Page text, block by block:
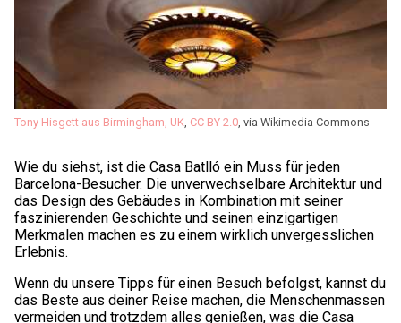
Tony Hisgett aus Birmingham, UK CC BY 2.0 , via Wikimedia Commons
Wie du siehst, ist die Casa Batlló ein Muss für jeden
Barcelona-Besucher. Die unverwechselbare Architektur und
das Design des Gebäudes in Kombination mit seiner
faszinierenden Geschichte und seinen einzigartigen
Merkmalen machen es zu einem wirklich unvergesslichen
Erlebnis.
Wenn du unsere Tipps für einen Besuch befolgst, kannst du
das Beste aus deiner Reise machen, die Menschenmassen
vermeiden und trotzdem alles genießen, was die Casa